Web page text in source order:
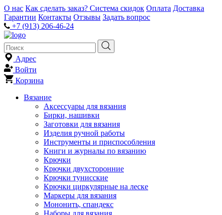
О нас Как сделать заказ? Система скидок Оплата Доставка
Гарантии Контакты Отзывы Задать вопрос
+7 (913) 206-46-24
Адрес
Войти
Корзина
Вязание
Аксессуары для вязания
Бирки, нашивки
Заготовки для вязания
Изделия ручной работы
Инструменты и приспособления
Книги и журналы по вязанию
Крючки
Крючки двухсторонние
Крючки тунисские
Крючки циркулярные на леске
Маркеры для вязания
Мононить, спандекс
Наборы для вязания